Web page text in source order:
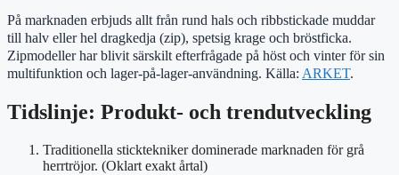
På marknaden erbjuds allt från rund hals och ribbstickade muddar
till halv eller hel dragkedja (zip), spetsig krage och bröstficka.
Zipmodeller har blivit särskilt efterfrågade på höst och vinter för sin
multifunktion och lager-på-lager-användning. Källa: ARKET.
Tidslinje: Produkt- och trendutveckling
Traditionella sticktekniker dominerade marknaden för grå
herrtröjor. (Oklart exakt årtal)